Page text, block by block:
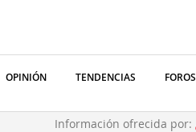
OPINIÓN TENDENCIAS FOROS
Información ofrecida por: